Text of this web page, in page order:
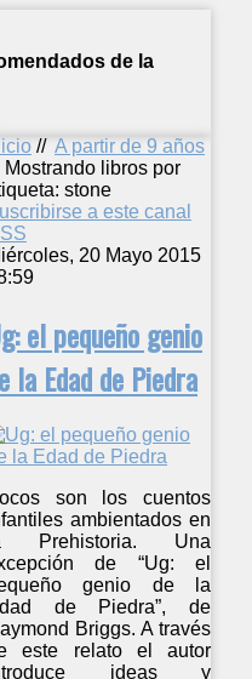
de la
// A partir de 9 años
Mostrando libros por
stone
a este canal
20 Mayo 2015
el pequeño genio
la Edad de Piedra
son los cuentos
ambientados en
Prehistoria. Una
de “Ug: el
genio de la
de Piedra”, de
Briggs. A través
este relato el autor
ideas y